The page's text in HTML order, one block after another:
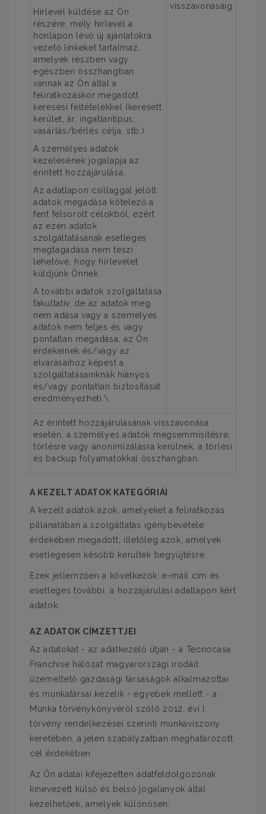
Hírlevél küldése az Ön
részére, mely hírlevél a
honlapon lévő új ajánlatokra
vezető linkeket tartalmaz,
amelyek részben vagy
egészben összhangban
vannak az Ön által a
feliratkozáskor megadott
keresési feltételekkel (keresett
kerület, ár, ingatlantípus,
vásárlás/bérlés célja, stb.)
A személyes adatok
kezelésének jogalapja az
érintett hozzájárulása.
Az adatlapon csillaggal jelölt
adatok megadása kötelező a
fent felsorolt célokból, ezért
az ezen adatok
szolgáltatásának esetleges
megtagadása nem teszi
lehetővé, hogy hírlevelet
küldjünk Önnek.
A további adatok szolgáltatása
fakultatív, de az adatok meg
nem adása vagy a személyes
adatok nem teljes és vagy
pontatlan megadása, az Ön
érdekeinek és/vagy az
elvárásaihoz képest a
szolgáltatásainknak hiányos
és/vagy pontatlan biztosítását
eredményezheti.\
visszavonásáig
Az érintett hozzájárulásának visszavonása
esetén, a személyes adatok megsemmisítésre,
törlésre vagy anonimizálásra kerülnek, a törlési
és backup folyamatokkal összhangban.
A KEZELT ADATOK KATEGÓRIÁI
A kezelt adatok azok, amelyeket a feliratkozás
pillanatában a szolgáltatás igénybevétele
érdekében megadott, illetőleg azok, amelyek
esetlegesen később kerültek begyűjtésre.
Ezek jellemzően a következők: e-mail cím és
esetleges további, a hozzájárulási adatlapon kért
adatok.
AZ ADATOK CÍMZETTJEI
Az adatokat - az adatkezelő útján - a Tecnocasa
Franchise hálózat magyarországi irodáit
üzemeltető gazdasági társaságok alkalmazottai
és munkatársai kezelik - egyebek mellett - a
Munka törvénykönyvéről szóló 2012. évi I.
törvény rendelkezései szerinti munkaviszony
keretében, a jelen szabályzatban meghatározott
cél érdekében.
Az Ön adatai kifejezetten adatfeldolgozónak
kinevezett külső és belső jogalanyok által
kezelhetőek, amelyek különösen: